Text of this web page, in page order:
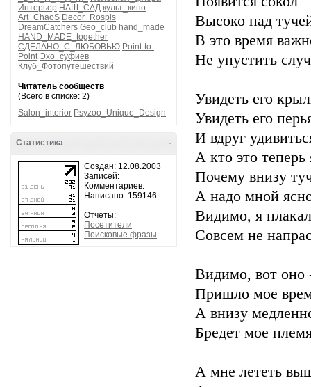
Интерьер НАШ_САД культ_кино
Art_ChaoS Decor_Rospis
DreamCatchers Geo_club hand_made
HAND_MADE_together
СДЕЛАНО_С_ЛЮБОВЬЮ Point-to-
Point Эхо_суфиев
Клуб_Фотопутешествий
Читатель сообществ
(Всего в списке: 2)
Salon_interior Psyzoo_Unique_Design
-
Статистика
Создан: 12.08.2003
Записей:
Комментариев:
Написано: 159146
Отчеты:
Посетители
Поисковые фразы
Высоко над
В это время
Не упустить
Увидеть его
Увидеть его
И вдруг
А кто это теперь
Почему внизу
А надо мной
Видимо, я плакал
Совсем не
Видимо, вот оно
Пришло мое
А внизу
Бредет мое
А мне лететь